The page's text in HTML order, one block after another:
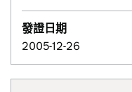
發證日期
2005-12-26